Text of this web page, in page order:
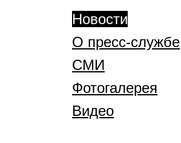
Новости
О пресс-службе
СМИ
Фотогалерея
Видео